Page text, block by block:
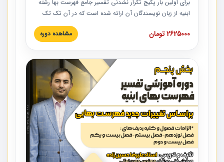
برای اولین بار پکیج تکرار نشدنی تفسیر جامع فهرست بها رشته
ابنیه از زبان نویسندگان آن ارائه شده است که در آن تک تک
ردیف ها و مطالب فهرست بها تفسیر و ارائه شده است. این
دوره به صورت کامل تصویری بوده و به همراه تصاویر عملیات
دوره با کلام مهندس علیرضاحسین‌زاده مدیر پروژه مهندسی
مشاور در امر بازنگری فهرست بها رشته ابنیه ارائه شده و به تمام
همکارانی که در حوزه صنعت ساخت در حال فعالیت هستند حتما
توصیه می کنیم از مطالب این دوره استفاده نمایند.
2625000 تومان مشاهده دوره